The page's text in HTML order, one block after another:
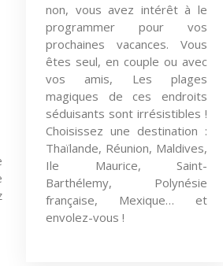
non, vous avez intérêt à le
programmer pour vos
prochaines vacances. Vous
êtes seul, en couple ou avec
vos amis, Les plages
magiques de ces endroits
séduisants sont irrésistibles !
Choisissez une destination :
Thaïlande, Réunion, Maldives,
Ile Maurice, Saint-
Barthélemy, Polynésie
française, Mexique… et
envolez-vous !